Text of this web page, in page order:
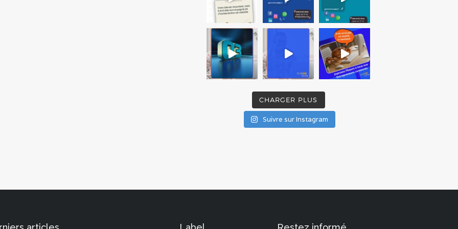
CHARGER PLUS
Suivre sur Instagram